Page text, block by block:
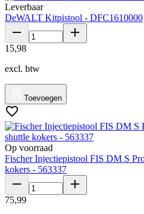
Leverbaar
DeWALT Kitpistool - DFC1610000
15,98
excl. btw
Toevoegen
Op voorraad
Fischer Injectiepistool FIS DM S
kokers - 563337
75,99